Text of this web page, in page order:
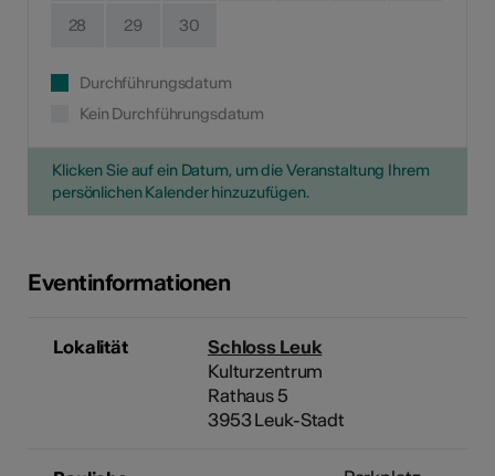
28 29 30
Durchführungsdatum
Kein Durchführungsdatum
Klicken Sie auf ein Datum, um die Veranstaltung Ihrem
persönlichen Kalender hinzuzufügen.
Eventinformationen
Lokalität
Schloss Leuk
Kulturzentrum
Rathaus 5
3953 Leuk-Stadt